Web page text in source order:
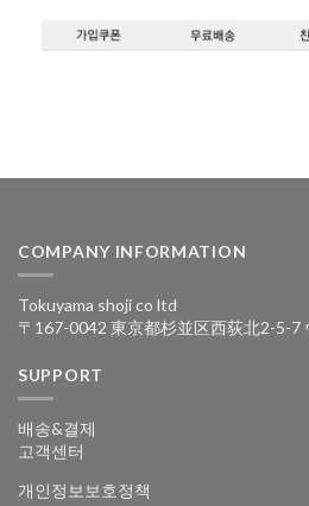
COMPANY INFORMATION
Tokuyama shoji co ltd
〒167-0042 東京都杉並区西荻北2-5-7
SUPPORT
배송&결제
고객센터
개인정보보호정책